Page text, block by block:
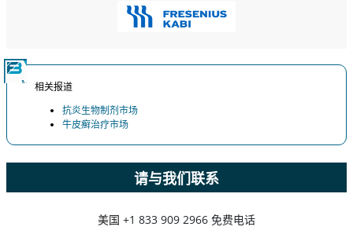
相关报道
抗炎生物制剂市场
牛皮癣治疗市场
请与我们联系
美国 +1 833 909 2966 免费电话